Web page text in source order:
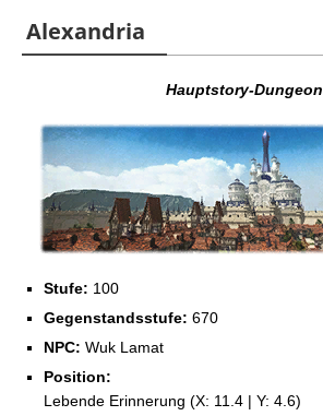
Alexandria
Hauptstory-Dungeon
Stufe: 100
Gegenstandsstufe: 670
NPC: Wuk Lamat
Position:
Lebende Erinnerung (X: 11.4 | Y: 4.6)